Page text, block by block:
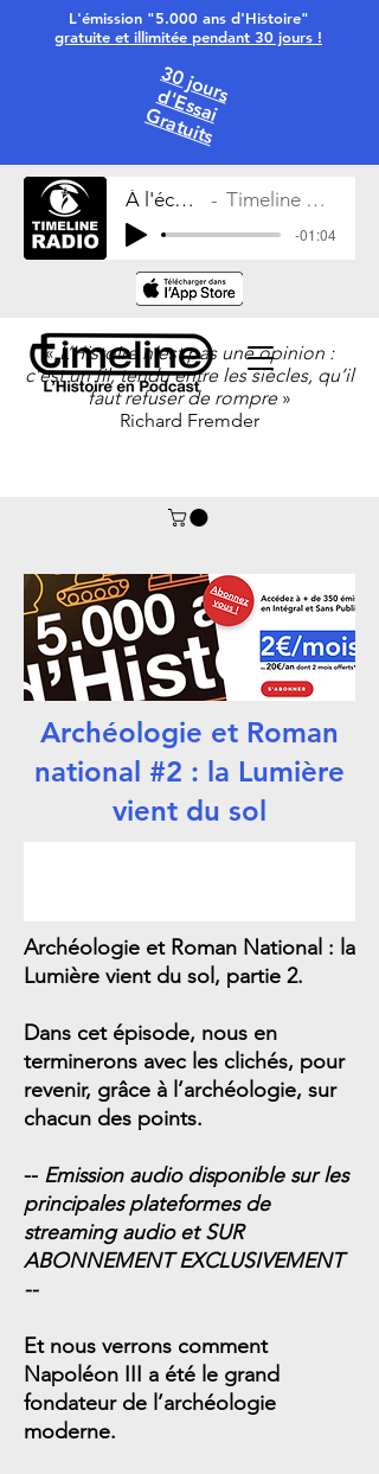
L'émission "5.000 ans d'Histoire"
gratuite et illimitée pendant 30 jours !
30 jours
d'Essai
Gratuits
«L’Histoire n’est pas une opinion :
c’est un fil, tendu entre les siècles, qu’il
faut refuser de rompre»
Richard Fremder
À l'écoute Timeline Radio
-01:04
Archéologie et Roman
national #2 : la Lumière
vient du sol
Archéologie et Roman National : la
Lumière vient du sol, partie 2.
Dans cet épisode, nous en
terminerons avec les clichés, pour
revenir, grâce à l’archéologie, sur
chacun des points.
-- Emission audio disponible sur les
principales plateformes de
streaming audio et SUR
ABONNEMENT EXCLUSIVEMENT
--
Et nous verrons comment
Napoléon III a été le grand
fondateur de l’archéologie
moderne.